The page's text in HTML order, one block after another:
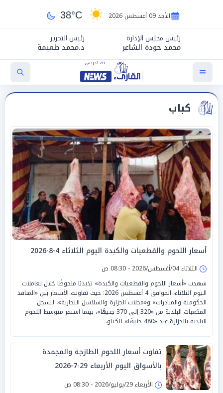
الأحد 09 أغسطس 2026 38°C
رئيس مجلس الإدارة
محمد جودة الشاعر
رئيس التحرير
د.محمد طعيمة
كباب
أسعار اللحوم والقطعيات والكبدة اليوم الثلاثاء 4-8-2026
الثلاثاء 04/أغسطس/2026 - 08:30 ص
شهدت «أسعار اللحوم والقطعيات والكبدة» تذبذبًا ملحوظًا خلال تعاملات
اليوم الثلاثاء، الموافق 4 أغسطس 2026؛ حيث تفاوتت الأسعار بين «المنافذ
الحكومية والمبادرات» و«محلات الجزارة والسلاسل التجارية»، لتسجل
المكعبات البلدية من «320 إلى 370 جنيهًا»، بينما استقر متوسط اللحوم
البلدية بالجزارة عند «480 جنيهًا» للكيلو.
تفاوت أسعار اللحوم الطازجة والمجمدة
بالأسواق اليوم الأربعاء 29-7-2026
الأربعاء 29/يوليو/2026 - 08:30 ص